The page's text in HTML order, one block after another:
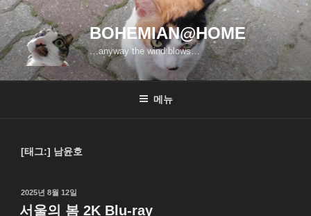
콘
텐
츠
로
바
BOHEMIAN@HOME
…anyway the wind blows…
메뉴
[태그:] 남윤호
작
성
2025년 8월 12일
서울의 봄 2K Blu-ray